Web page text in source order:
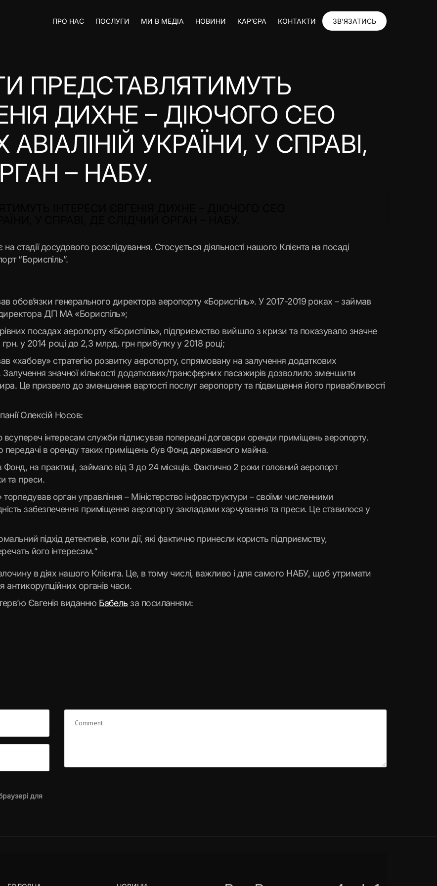
ПРО НАС ПОСЛУГИ МИ В МЕДІА НОВИНИ КАР’ЄРА КОНТАКТИ ЗВ’ЯЗАТИСЬ
ПРЕДСТАВЛЯТИМУТЬ
ДИХНЕ – ДІЮЧОГО CEO
УКРАЇНИ, У СПРАВІ,
– НАБУ.
стадії досудового розслідування. Стосується діяльності нашого Клієнта на посаді
“Бориспіль”.
обов’язки генерального директора аеропорту «Бориспіль». У 2017-2019 роках – займав
ДП МА «Бориспіль»;
посадах аеропорту «Бориспіль», підприємство вийшло з кризи та показувало значне
грн. у 2014 році до 2,3 млрд. грн прибутку у 2018 році;
«хабову» стратегію розвитку аеропорту, спрямовану на залучення додаткових
значної кількості додаткових/трансферних пасажирів дозволило зменшити
Це призвело до зменшення вартості послуг аеропорту та підвищення його привабливості
Олексій Носов:
всупереч інтересам служби підписував попередні договори оренди приміщень аеропорту.
в оренду таких приміщень був Фонд державного майна.
на практиці, займало від 3 до 24 місяців. Фактично 2 роки головний аеропорт
та преси.
орган управління – Міністерство інфраструктури – своїми численними
забезпечення приміщення аеропорту закладами харчування та преси. Це ставилося у
підхід детективів, коли дії, які фактично принесли користь підприємству,
його інтересам.“
в діях нашого Клієнта. Це, в тому числі, важливо і для самого НАБУ, щоб утримати
антикорупційних органів часи.
Євгенія виданню Бабель за посиланням:
для